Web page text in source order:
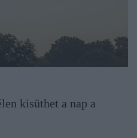
kisüthet a nap a